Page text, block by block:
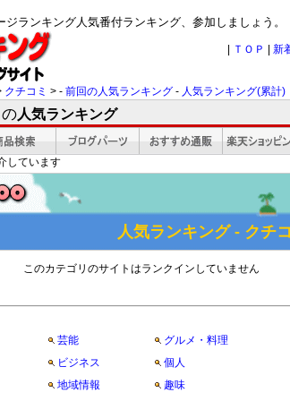
ランキング人気番付ランキング、参加しましょう。
ＴＯＰ 新
クチコミ > - 前回の人気ランキング - 人気ランキング(累計)
の人気ランキング
しています
人気ランキング - クチ
このカテゴリのサイトはランクインしていません
芸能 グルメ・料理
ビジネス 個人
地域情報 趣味